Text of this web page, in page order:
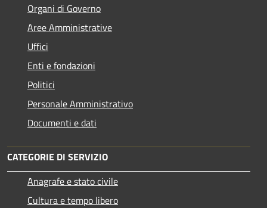
Organi di Governo
Aree Amministrative
Uffici
Enti e fondazioni
Politici
Personale Amministrativo
Documenti e dati
CATEGORIE DI SERVIZIO
Anagrafe e stato civile
Cultura e tempo libero